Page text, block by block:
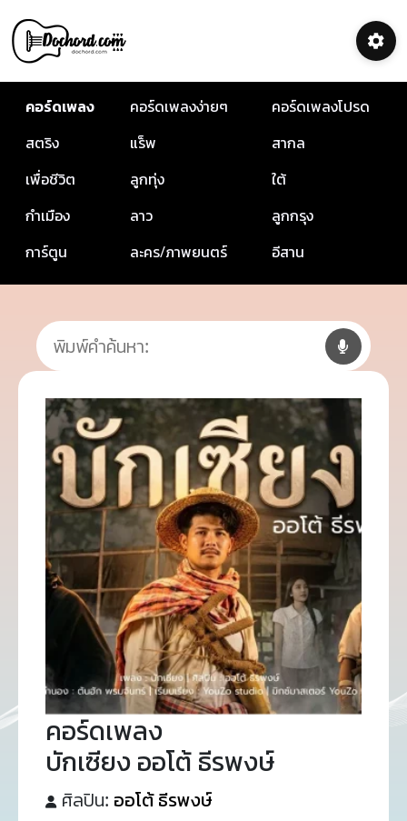
คอร์ดเพลง คอร์ดเพลงง่ายๆ
คอร์ดเพลงโปรด
สตริง
แร็พ
สากล
เพื่อชีวิต
ลูกทุ่ง
ใต้
กำเมือง
ลาว
ลูกกรุง
การ์ตูน
ละคร/ภาพยนตร์ อีสาน
คอร์ดเพลง
บักเซียง ออโต้ ธีรพงษ์
ศิลปิน: ออโต้ ธีรพงษ์